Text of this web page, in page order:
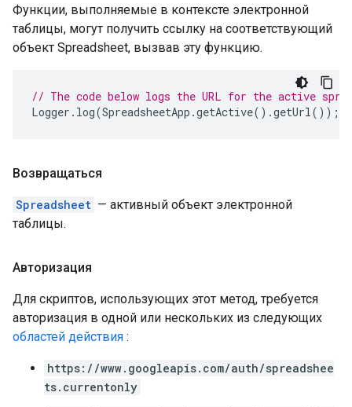
Функции, выполняемые в контексте электронной
таблицы, могут получить ссылку на соответствующий
объект Spreadsheet, вызвав эту функцию.
// The code below logs the URL for the active
Logger . log(SpreadsheetApp .getActive().getUrl());
Возвращаться
Spreadsheet — активный объект электронной
таблицы.
Авторизация
Для скриптов, использующих этот метод, требуется
авторизация в одной или нескольких из следующих
областей действия :
https://www.googleapis.com/auth/spreadshee
ts.currentonly